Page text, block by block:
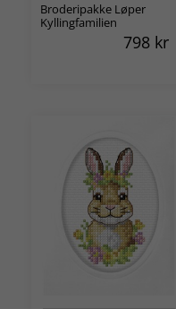
Broderipakke Løper
Kyllingfamilien
798 kr